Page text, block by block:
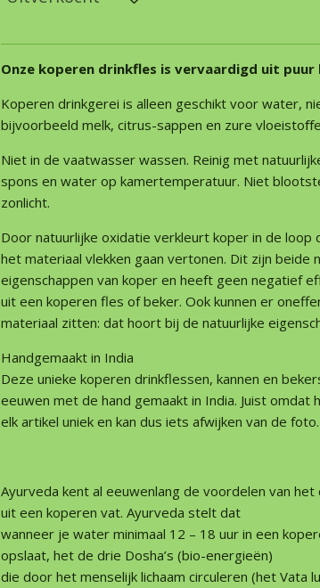
Onze koperen drinkfles is vervaardigd uit puur
Koperen drinkgerei is alleen geschikt voor water,
bijvoorbeeld melk, citrus-sappen en zure
Niet in de vaatwasser wassen. Reinig met
spons en water op kamertemperatuur. Niet
zonlicht.
Door natuurlijke oxidatie verkleurt koper in de loop
het materiaal vlekken gaan vertonen. Dit zijn beide
eigenschappen van koper en heeft geen negatief
uit een koperen fles of beker. Ook kunnen er
materiaal zitten: dat hoort bij de natuurlijke
Handgemaakt in India
Deze unieke koperen drinkflessen, kannen en
eeuwen met de hand gemaakt in India. Juist omdat
elk artikel uniek en kan dus iets afwijken van de foto.
Ayurveda kent al eeuwenlang de voordelen van
uit een koperen vat. Ayurveda stelt dat
wanneer je water minimaal 12 – 18 uur in een
opslaat, het de drie Dosha’s (bio-energieën)
die door het menselijk lichaam circuleren (het Vata